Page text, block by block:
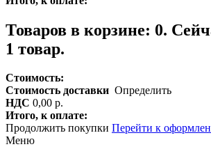
Товаров в корзине: 0.
1 товар.
Стоимость:
Стоимость доставки Определить
НДС 0,00 р.
Итого, к оплате:
Продолжить покупки Перейти к
Меню